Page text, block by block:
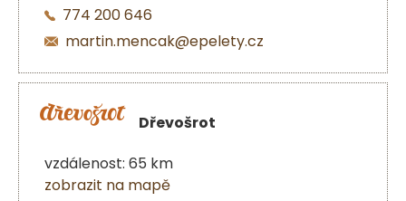
774 200 646
martin.mencak@epelety.cz
Dřevošrot
vzdálenost: 65 km
zobrazit na mapě